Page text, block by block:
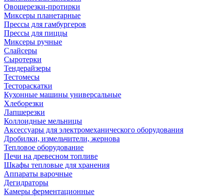
Овощерезки-протирки
Миксеры планетарные
Прессы для гамбургеров
Прессы для пиццы
Миксеры ручные
Слайсеры
Сыротерки
Тендерайзеры
Тестомесы
Тестораскатки
Кухонные машины универсальные
Хлеборезки
Лапшерезки
Коллоидные мельницы
Аксессуары для электромеханического оборудования
Дробилки, измельчители, жернова
Тепловое оборудование
Печи на древесном топливе
Шкафы тепловые для хранения
Аппараты варочные
Дегидраторы
Камеры ферментационные